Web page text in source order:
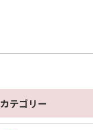
カテゴリー